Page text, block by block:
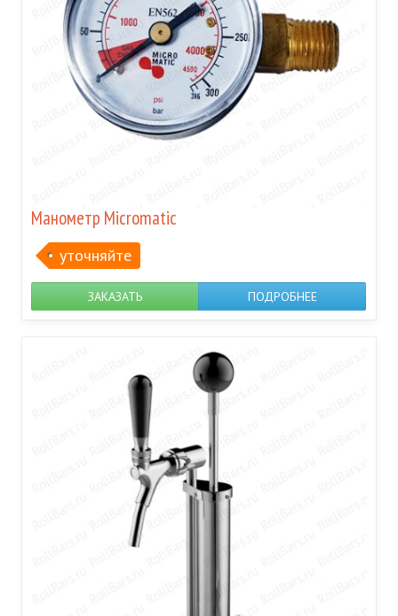
Манометр Micromatic
уточняйте
ЗАКАЗАТЬ ПОДРОБНЕЕ